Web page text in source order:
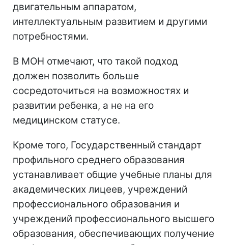
двигательным аппаратом,
интеллектуальным развитием и другими
потребностями.
В МОН отмечают, что такой подход
должен позволить больше
сосредоточиться на возможностях и
развитии ребенка, а не на его
медицинском статусе.
Кроме того, Государственный стандарт
профильного среднего образования
устанавливает общие учебные планы для
академических лицеев, учреждений
профессионального образования и
учреждений профессионального высшего
образования, обеспечивающих получение